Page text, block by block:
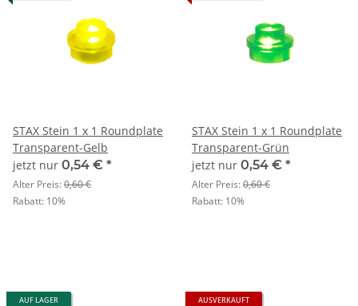
STAX Stein 1 x 1 Roundplate
Transparent-Gelb
jetzt nur 0,54 € *
Alter Preis:0,60 €
Rabatt: 10%
STAX Stein 1 x 1 Roundplate
Transparent-Grün
jetzt nur 0,54 € *
Alter Preis:0,60 €
Rabatt: 10%
AUF LAGER AUSVERKAUFT